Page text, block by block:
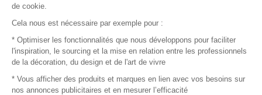
© 2016 –Organisation SAFI
Recrutement
de cookie.
Cela nous est nécessaire par exemple pour :
* Optimiser les fonctionnalités que nous développons pour faciliter
l'inspiration, le sourcing et la mise en relation entre les professionnels
de la décoration, du design et de l'art de vivre
* Vous afficher des produits et marques en lien avec vos besoins sur
nos annonces publicitaires et en mesurer l’efficacité